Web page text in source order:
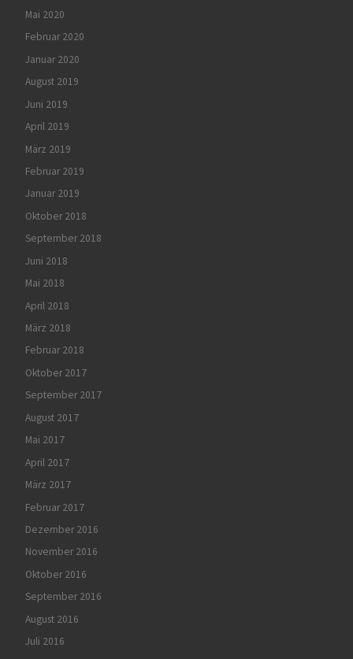
Mai 2020
Februar 2020
Januar 2020
August 2019
Juni 2019
April 2019
März 2019
Februar 2019
Januar 2019
Oktober 2018
September 2018
Juni 2018
Mai 2018
April 2018
März 2018
Februar 2018
Oktober 2017
September 2017
August 2017
Mai 2017
April 2017
März 2017
Februar 2017
Dezember 2016
November 2016
Oktober 2016
September 2016
August 2016
Juli 2016